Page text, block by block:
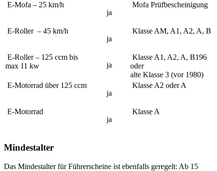
E-Mofa – 25 km/h
ja
Mofa Prüfbescheinigung
E-Roller – 45 km/h
ja
Klasse AM, A1, A2, A, B
E-Roller – 125 ccm bis
max 11 kw
ja
Klasse A1, A2, A, B196
oder
alte Klasse 3 (vor 1980)
E-Motorrad über 125 ccm
ja
Klasse A2 oder A
E-Motorrad
ja
Klasse A
Mindestalter
Das Mindestalter für Führerscheine ist ebenfalls geregelt: Ab 15